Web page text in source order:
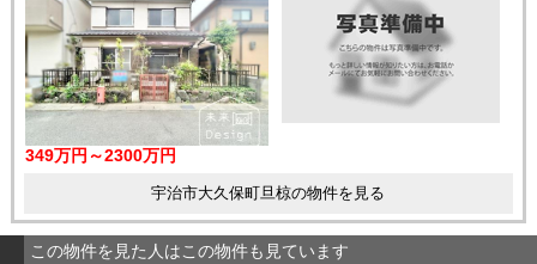
349万円～2300万円
宇治市大久保町旦椋の物件を見る
この物件を見た人はこの物件も見ています